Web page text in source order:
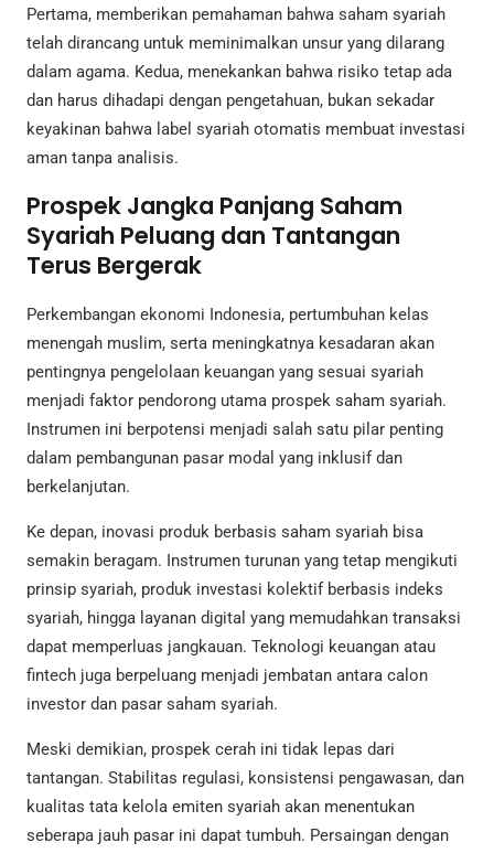
Pertama, memberikan pemahaman bahwa saham syariah
telah dirancang untuk meminimalkan unsur yang dilarang
dalam agama. Kedua, menekankan bahwa risiko tetap ada
dan harus dihadapi dengan pengetahuan, bukan sekadar
keyakinan bahwa label syariah otomatis membuat investasi
aman tanpa analisis.
Prospek Jangka Panjang Saham
Syariah Peluang dan Tantangan
Terus Bergerak
Perkembangan ekonomi Indonesia, pertumbuhan kelas
menengah muslim, serta meningkatnya kesadaran akan
pentingnya pengelolaan keuangan yang sesuai syariah
menjadi faktor pendorong utama prospek saham syariah.
Instrumen ini berpotensi menjadi salah satu pilar penting
dalam pembangunan pasar modal yang inklusif dan
berkelanjutan.
Ke depan, inovasi produk berbasis saham syariah bisa
semakin beragam. Instrumen turunan yang tetap mengikuti
prinsip syariah, produk investasi kolektif berbasis indeks
syariah, hingga layanan digital yang memudahkan transaksi
dapat memperluas jangkauan. Teknologi keuangan atau
fintech juga berpeluang menjadi jembatan antara calon
investor dan pasar saham syariah.
Meski demikian, prospek cerah ini tidak lepas dari
tantangan. Stabilitas regulasi, konsistensi pengawasan, dan
kualitas tata kelola emiten syariah akan menentukan
seberapa jauh pasar ini dapat tumbuh. Persaingan dengan